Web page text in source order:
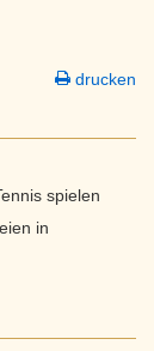
drucken
spielen
in